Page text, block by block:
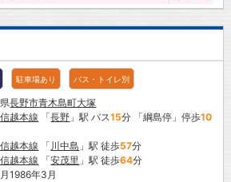
駐車場あり バス・トイレ別
長野市青木島町大塚
越本線 「長野 」駅 バス15分 「綱島停」停歩10
越本線 「 川中島 」駅 徒歩57分
越本線 「安茂里 」駅 徒歩64分
1986年3月